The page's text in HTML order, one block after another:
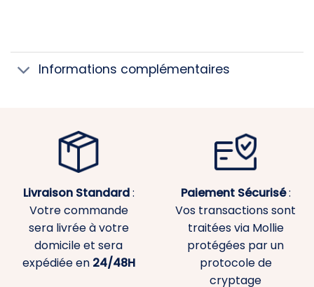
Informations complémentaires
Livraison Standard:
Votre commande
sera livrée à votre
domicile et sera
expédiée en 24/48H
Paiement Sécurisé:
Vos transactions sont
traitées via Mollie
protégées par un
protocole de
cryptage